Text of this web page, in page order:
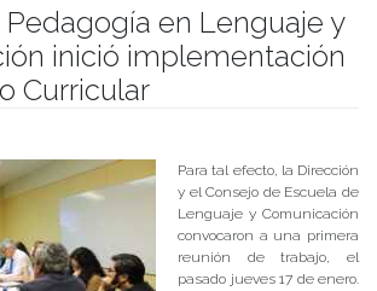
en Lenguaje y
inició implementación
Curricular
Para tal efecto, la Dirección
y el Consejo de Escuela de
Lenguaje y Comunicación
convocaron a una primera
reunión de trabajo, el
pasado jueves 17 de enero.